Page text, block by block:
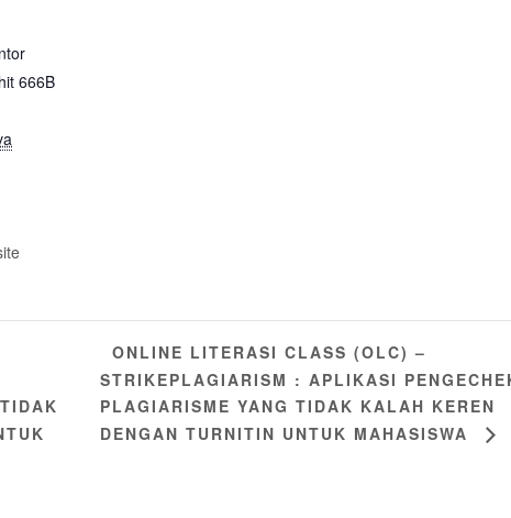
666B
ONLINE LITERASI CLASS (OLC) –
STRIKEPLAGIARISM : APLIKASI
PLAGIARISME YANG TIDAK KALAH KEREN
DENGAN TURNITIN UNTUK MAHASISWA